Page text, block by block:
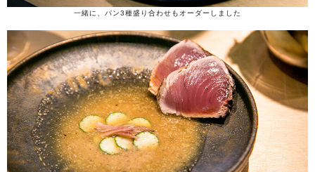
一緒に、パン3種盛り合わせもオーダーしました